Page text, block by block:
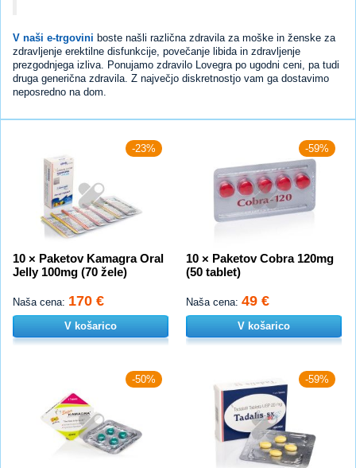
V naši e-trgovini boste našli različna zdravila za moške in ženske za
zdravljenje erektilne disfunkcije, povečanje libida in zdravljenje
prezgodnjega izliva. Ponujamo zdravilo Lovegra po ugodni ceni, pa tudi
druga generična zdravila. Z največjo diskretnostjo vam ga dostavimo
neposredno na dom.
-23%
10 × Paketov Kamagra Oral
Jelly 100mg (70 žele)
Naša cena: 170 €
V košarico
-59%
10 × Paketov Cobra 120mg
(50 tablet)
Naša cena: 49 €
V košarico
-50% -59%